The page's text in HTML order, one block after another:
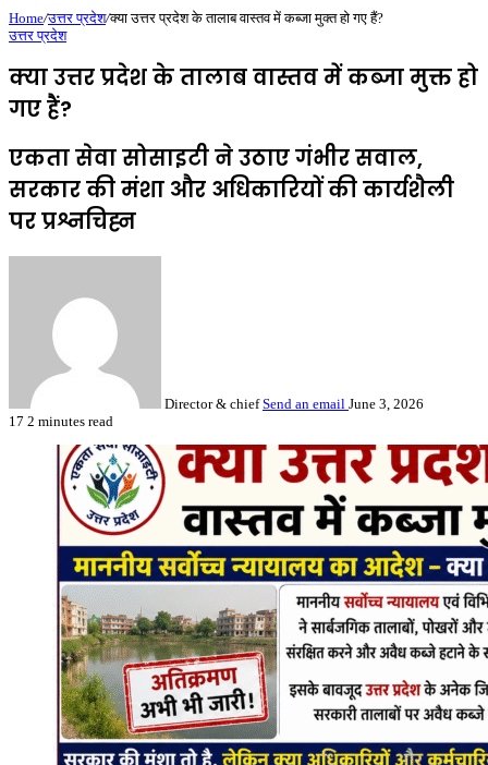
Home/उत्तर प्रदेश/क्या उत्तर प्रदेश के तालाब वास्तव में कब्जा मुक्त हो गए हैं?
उत्तर प्रदेश
क्या उत्तर प्रदेश के तालाब वास्तव में कब्जा मुक्त हो
गए हैं?
एकता सेवा सोसाइटी ने उठाए गंभीर सवाल,
सरकार की मंशा और अधिकारियों की कार्यशैली
पर प्रश्नचिह्न
Director & chief Send an email June 3, 2026
17 2 minutes read